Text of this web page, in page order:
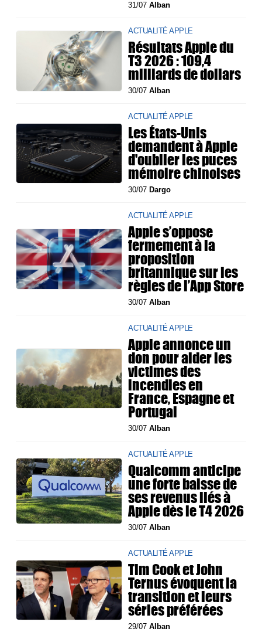
31/07Alban
ACTUALITÉ APPLE
Résultats Apple du
T3 2026 : 109,4
milliards de dollars
30/07Alban
ACTUALITÉ APPLE
Les États-Unis
demandent à Apple
d'oublier les puces
mémoire chinoises
30/07 Dargo
ACTUALITÉ APPLE
Apple s’oppose
fermement à la
proposition
britannique sur les
règles de l’App Store
30/07Alban
ACTUALITÉ APPLE
Apple annonce un
don pour aider les
victimes des
incendies en
France, Espagne et
Portugal
30/07Alban
ACTUALITÉ APPLE
Qualcomm anticipe
une forte baisse de
ses revenus liés à
Apple dès le T4 2026
30/07Alban
ACTUALITÉ APPLE
Tim Cook et John
Ternus évoquent la
transition et leurs
séries préférées
29/07Alban